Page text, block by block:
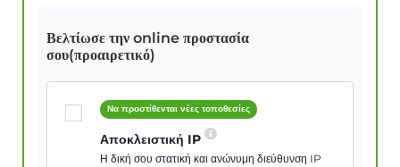
Βελτίωσε την online προστασία
σου(προαιρετικό)
Να προστίθενται νέες τοποθεσίες
Αποκλειστική IP
Η δική σου στατική και ανώνυμη διεύθυνση IP